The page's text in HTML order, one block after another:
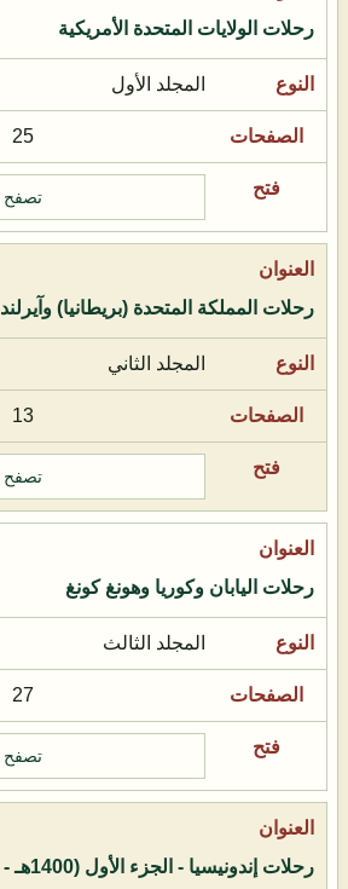
رحلات الولايات المتحدة الأمريكية
المجلد الأول
25
تصفح
رحلات المملكة المتحدة (بريطانيا) وآيرلندا
المجلد الثاني
13
تصفح
رحلات اليابان وكوريا وهونغ كونغ
المجلد الثالث
27
تصفح
رحلات إندونيسيا - الجزء الأول (1400هـ - 1980م)